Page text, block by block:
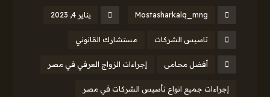
Mostasharkalq_mng يناير 4, 2023
تاسيس الشركات مستشارك القانوني
أفضل محامى إجراءات الزواج العرفي في مصر
إجراءات جميع انواع تأسيس الشركات في مصر